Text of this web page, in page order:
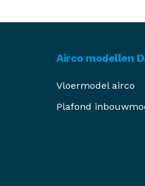
Airco modellen
Vloermodel airco
Plafond